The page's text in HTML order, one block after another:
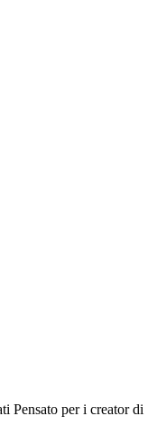
Pensato per i creator di